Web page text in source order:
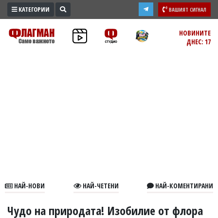
ПРОМО
ЗОНА
В
КАТЕГОРИИ ВАШИЯТ СИГНАЛ
НОВИНИТЕ
ДНЕС: 17
НАЙ-НОВИ НАЙ-ЧЕТЕНИ НАЙ-КОМЕНТИРАНИ
Чудо на природата! Изобилие от флора